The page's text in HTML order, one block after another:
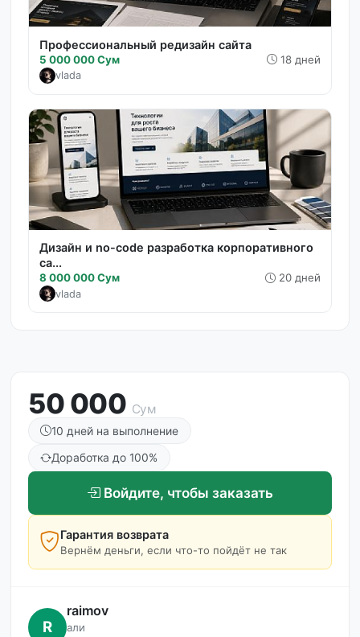
Профессиональный редизайн сайта
5 000 000 Сум 18 дней
vlada
Дизайн и no-code разработка корпоративного
са...
8 000 000 Сум 20 дней
vlada
50 000 Сум
10 дней на выполнение
Доработка до 100%
Войдите, чтобы заказать
Гарантия возврата
Вернём деньги, если что-то пойдёт не так
R
raimov
али